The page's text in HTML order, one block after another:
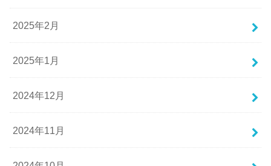
2025年2月
2025年1月
2024年12月
2024年11月